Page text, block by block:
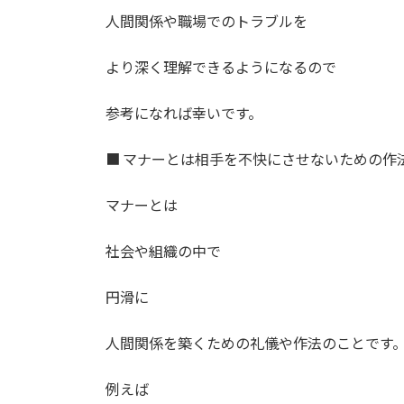
人間関係や職場でのトラブルを
より深く理解できるようになるので
参考になれば幸いです。
■ マナーとは相手を不快にさせないための作
マナーとは
社会や組織の中で
円滑に
人間関係を築くための礼儀や作法のことです
例えば